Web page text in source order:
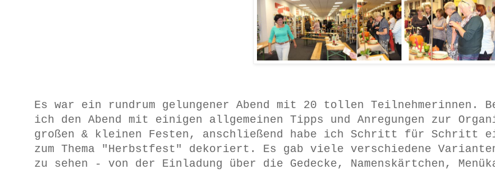
Es war ein rundrum gelungener Abend mit 20 tollen Teilnehmerinnen.
ich den Abend mit einigen allgemeinen Tipps und Anregungen zur
großen & kleinen Festen, anschließend habe ich Schritt für Schritt
zum Thema "Herbstfest" dekoriert. Es gab viele verschiedene
zu sehen - von der Einladung über die Gedecke, Namenskärtchen,